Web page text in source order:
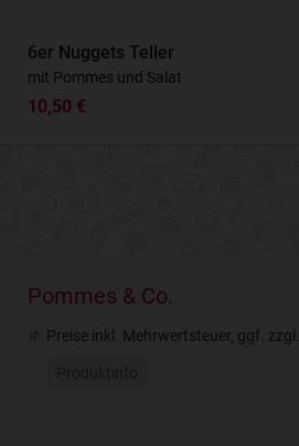
6er Nuggets Teller
mit Pommes und Salat
10,50 €
Pommes & Co.
Preise inkl. Mehrwertsteuer, ggf. zzgl.